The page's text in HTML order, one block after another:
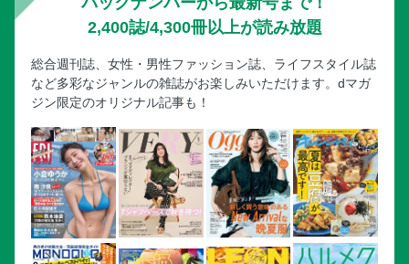
2,400誌/4,300冊以上が読み放題
総合週刊誌、女性・男性ファッション誌、ライフスタイル誌
など多彩なジャンルの雑誌がお楽しみいただけます。dマガ
ジン限定のオリジナル記事も！